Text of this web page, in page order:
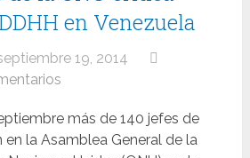
en Venezuela
19, 2014
más de 140 jefes de
en la Asamblea General de la